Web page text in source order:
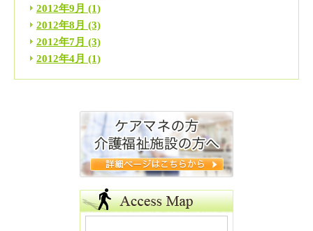
2012年9月 (1)
2012年8月 (3)
2012年7月 (3)
2012年4月 (1)